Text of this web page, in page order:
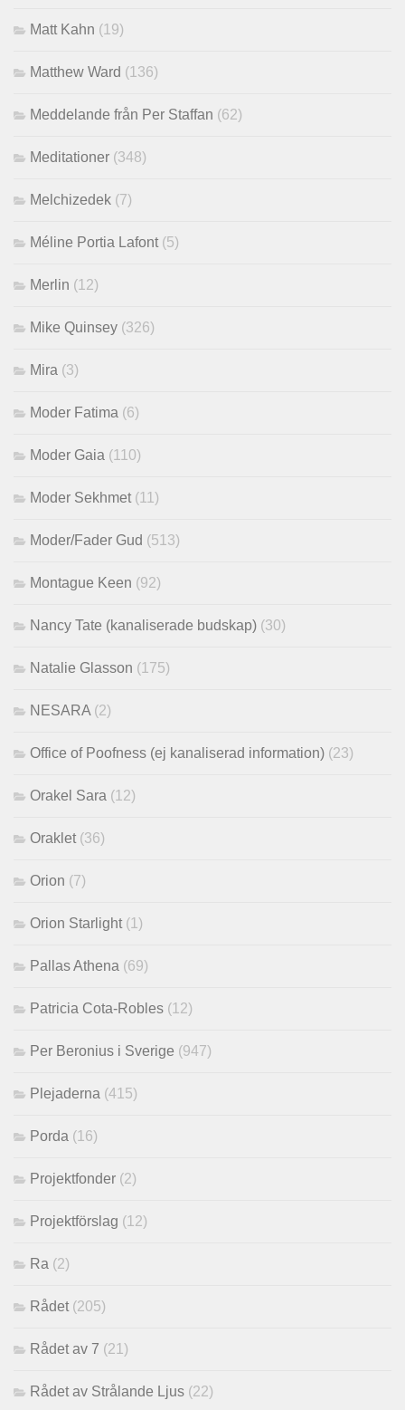
Matt Kahn (19)
Matthew Ward (136)
Meddelande från Per Staffan (62)
Meditationer (348)
Melchizedek (7)
Méline Portia Lafont (5)
Merlin (12)
Mike Quinsey (326)
Mira (3)
Moder Fatima (6)
Moder Gaia (110)
Moder Sekhmet (11)
Moder/Fader Gud (513)
Montague Keen (92)
Nancy Tate (kanaliserade budskap) (30)
Natalie Glasson (175)
NESARA (2)
Office of Poofness (ej kanaliserad information) (23)
Orakel Sara (12)
Oraklet (36)
Orion (7)
Orion Starlight (1)
Pallas Athena (69)
Patricia Cota-Robles (12)
Per Beronius i Sverige (947)
Plejaderna (415)
Porda (16)
Projektfonder (2)
Projektförslag (12)
Ra (2)
Rådet (205)
Rådet av 7 (21)
Rådet av Strålande Ljus (22)